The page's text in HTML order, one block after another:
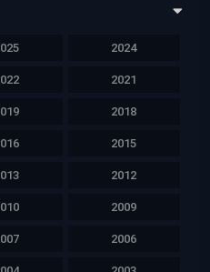
2024
2021
2018
2015
2012
2009
2006